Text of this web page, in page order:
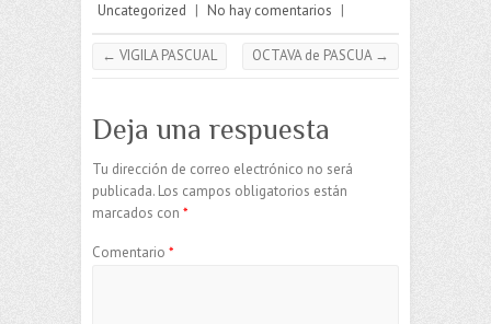
Uncategorized | No hay comentarios |
← VIGILA PASCUAL OCTAVA de PASCUA →
Deja una respuesta
Tu dirección de correo electrónico no será
publicada. Los campos obligatorios están
marcados con *
Comentario *